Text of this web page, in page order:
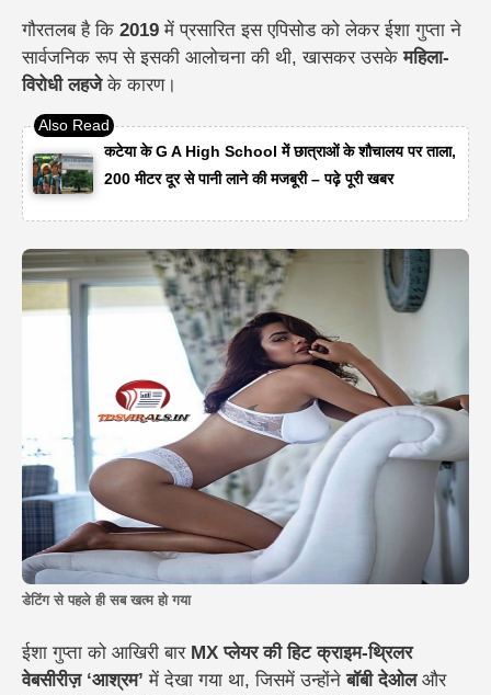
गौरतलब है कि 2019 में प्रसारित इस एपिसोड को लेकर ईशा गुप्ता ने
सार्वजनिक रूप से इसकी आलोचना की थी, खासकर उसकेमहिला-
विरोधी लहजेके कारण।
कटेया के G A High School में छात्राओं के शौचालय पर ताला,
200 मीटर दूर से पानी लाने की मजबूरी – पढ़े पूरी खबर
डेटिंग से पहले ही सब खत्म हो गया
ईशा गुप्ता को आखिरी बार MX प्लेयर की हिट क्राइम-थ्रिलर
वेबसीरीज़ ‘आश्रम’ में देखा गया था, जिसमें उन्होंनेबॉबी देओलऔर